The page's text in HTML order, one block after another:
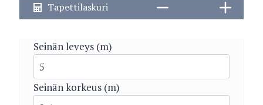
Tapettilaskuri
Seinän leveys (m)
Seinän korkeus (m)